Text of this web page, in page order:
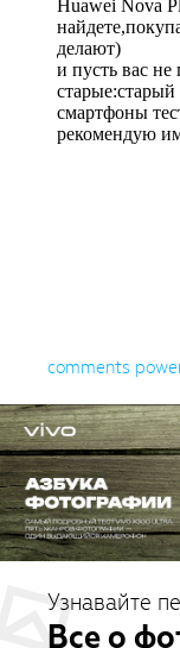
comments
Узнавайте
Все о